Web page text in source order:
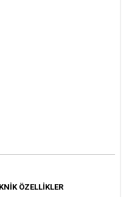
ÖZELLİKLER